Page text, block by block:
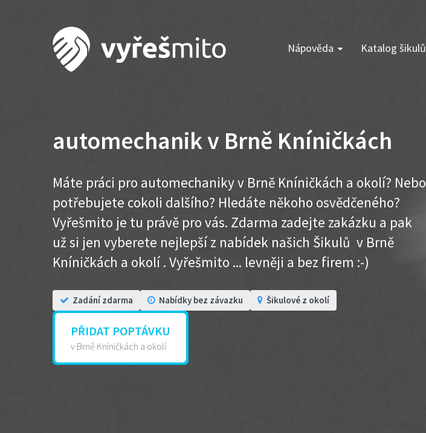
Nápověda Katalog šikulů
automechanik v Brně Kníničkách
Máte práci pro automechaniky v Brně Kníničkách a okolí? Nebo
potřebujete cokoli dalšího? Hledáte někoho osvědčeného?
Vyřešmito je tu právě pro vás. Zdarma zadejte zakázku a pak
už si jen vyberete nejlepší z nabídek našich Šikulů v Brně
Kníničkách a okolí . Vyřešmito ... levněji a bez firem :-)
Zadání zdarma Nabídky bez závazku Šikulové z okolí
PŘIDAT POPTÁVKU
v Brně Kníničkách a okolí